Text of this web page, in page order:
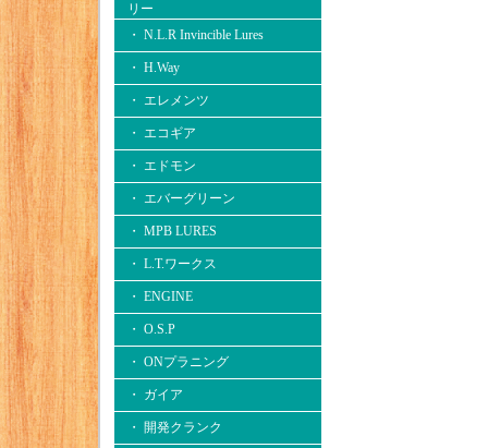
リー
・ N.L.R Invincible Lures
・ H.Way
・ エレメンツ
・ エコギア
・ エドモン
・ エバーグリーン
・ MPB LURES
・ L.T.ワークス
・ ENGINE
・ O.S.P
・ ONプラニング
・ ガイア
・ 開発クランク